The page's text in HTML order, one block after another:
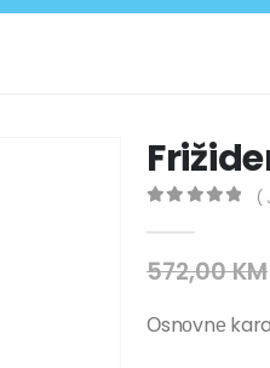
(
572,00KM
Оsnоvnе